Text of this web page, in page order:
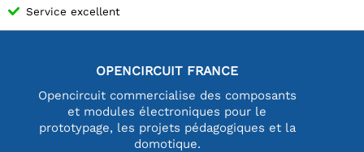
Service excellent
OPENCIRCUIT FRANCE
Opencircuit commercialise des composants
et modules électroniques pour le
prototypage, les projets pédagogiques et la
domotique.